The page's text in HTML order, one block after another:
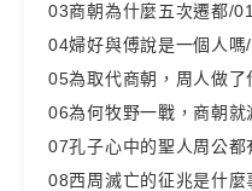
03商朝為什麼五次遷都/
04婦好與傅說是一個人嗎
05為取代商朝，周人做了
06為何牧野一戰，商朝就
07孔子心中的聖人周公
08西周滅亡的征兆是什麼